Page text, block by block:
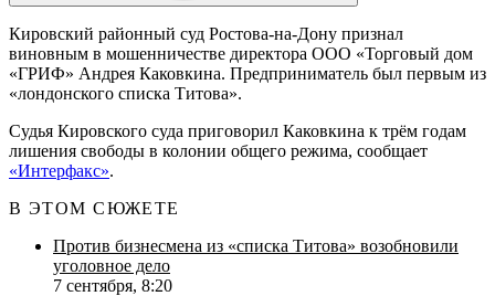
Кировский районный суд Ростова-на-Дону признал
виновным в мошенничестве директора ООО «Торговый дом
«ГРИФ» Андрея Каковкина. Предприниматель был первым из
«лондонского списка Титова».
Судья Кировского суда приговорил Каковкина к трём годам
лишения свободы в колонии общего режима, сообщает
«Интерфакс».
В ЭТОМ СЮЖЕТЕ
Против бизнесмена из «списка Титова» возобновили
уголовное дело
7 сентября, 8:20